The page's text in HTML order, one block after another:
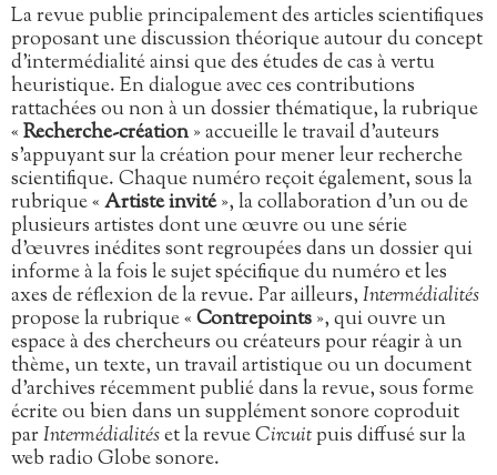
La revue publie principalement des articles scientifiques
proposant une discussion théorique autour du concept
d’intermédialité ainsi que des études de cas à vertu
heuristique. En dialogue avec ces contributions
rattachées ou non à un dossier thématique, la rubrique
«Recherche-création» accueille le travail d’auteurs
s’appuyant sur la création pour mener leur recherche
scientifique. Chaque numéro reçoit également, sous la
rubrique «Artiste invité», la collaboration d’un ou de
plusieurs artistes dont une œuvre ou une série
d’œuvres inédites sont regroupées dans un dossier qui
informe à la fois le sujet spécifique du numéro et les
axes de réflexion de la revue. Par ailleurs,Intermédialités
propose la rubrique «Contrepoints», qui ouvre un
espace à des chercheurs ou créateurs pour réagir à un
thème, un texte, un travail artistique ou un document
d’archives récemment publié dans la revue, sous forme
écrite ou bien dans un supplément sonore coproduit
parIntermédialitéset la revueCircuitpuis diffusé sur la
web radio Globe sonore.